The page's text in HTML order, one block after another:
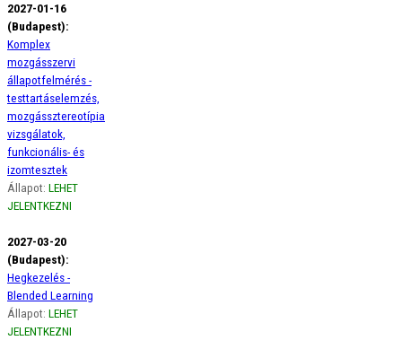
2027-01-16
(Budapest):
Komplex
mozgásszervi
állapotfelmérés -
testtartáselemzés,
mozgássztereotípia
vizsgálatok,
funkcionális- és
izomtesztek
Állapot: LEHET
JELENTKEZNI
2027-03-20
(Budapest):
Hegkezelés -
Blended Learning
Állapot: LEHET
JELENTKEZNI